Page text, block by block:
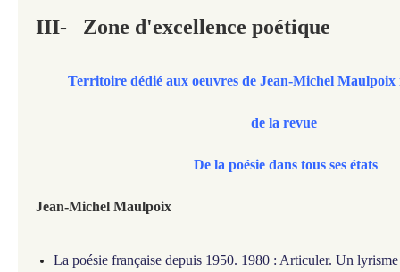
III- Zone d'excellence poétique
Territoire dédié aux oeuvres de Jean-Michel Maulpoix
de la revue
De la poésie dans tous ses états
Jean-Michel Maulpoix
La poésie française depuis 1950. 1980 : Articuler. Un